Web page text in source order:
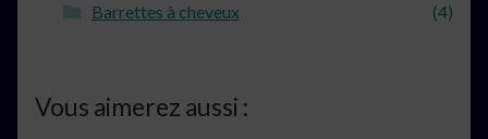
Barrettes à cheveux
(4)
Vous aimerez aussi :